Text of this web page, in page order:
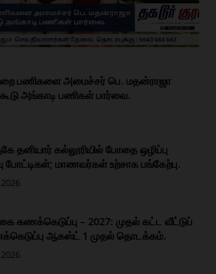
துறை பணிகளை அமைச்சர் பெ. மதன்ராஜா
அங்காடி பணிகள் பார்வை.
தனியார் கல்லூரியில் போதை ஒழிப்பு
போட்டிகள்; மாணவர்கள் உற்சாக பங்கேற்பு.
கணக்கெடுப்பு – 2027: முதல் கட்ட வீட்டுப்
ஆகஸ்ட் 1 முதல் தொடக்கம்.